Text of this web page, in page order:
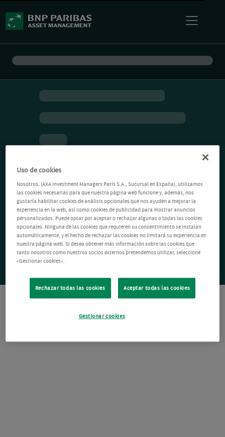
Uso de cookies
Nosotros, (AXA Investment Managers París S.A., Sucursal en España), utilizamos
las cookies necesarias para que nuestra página web funcione y, además, nos
gustaría habilitar cookies de análisis opcionales que nos ayuden a mejorar la
experiencia en la web, así como cookies de publicidad para mostrar anuncios
personalizados. Puede optar por aceptar o rechazar algunas o todas las cookies
opcionales. Ninguna de las cookies que requieren su consentimiento se instalan
automáticamente, y el hecho de rechazar las cookies no limitará su experiencia en
nuestra página web. Si desea obtener más información sobre las cookies que
tanto nosotros como nuestros socios externos pretendemos utilizar, seleccione
«Gestionar cookies».
Rechazar todas las cookies Aceptar todas las cookies
Gestionar cookies